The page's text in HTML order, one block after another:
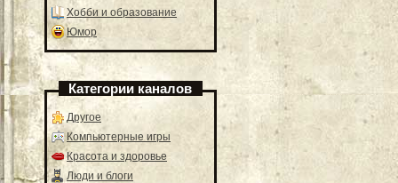
Хобби и образование
Юмор
Категории каналов
Другое
Компьютерные игры
Красота и здоровье
Люди и блоги